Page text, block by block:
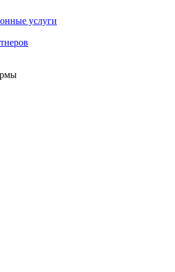
услуги